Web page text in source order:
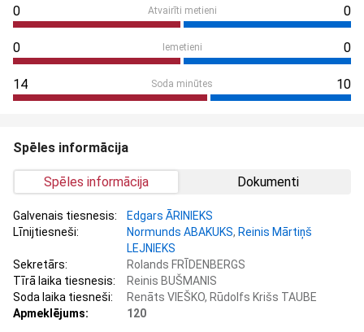
0 Atvairīti metieni 0
0 Iemetieni 0
14 Soda minūtes 10
Spēles informācija
Spēles informācija Dokumenti
Galvenais tiesnesis:
Edgars ĀRINIEKS
Līnijtiesneši:
Normunds ABAKUKS, Reinis Mārtiņš
LEJNIEKS
Sekretārs:
Rolands FRĪDENBERGS
Tīrā laika tiesnesis:
Reinis BUŠMANIS
Soda laika tiesneši:
Renāts VIEŠKO, Rūdolfs Krišs TAUBE
Apmeklējums:
120